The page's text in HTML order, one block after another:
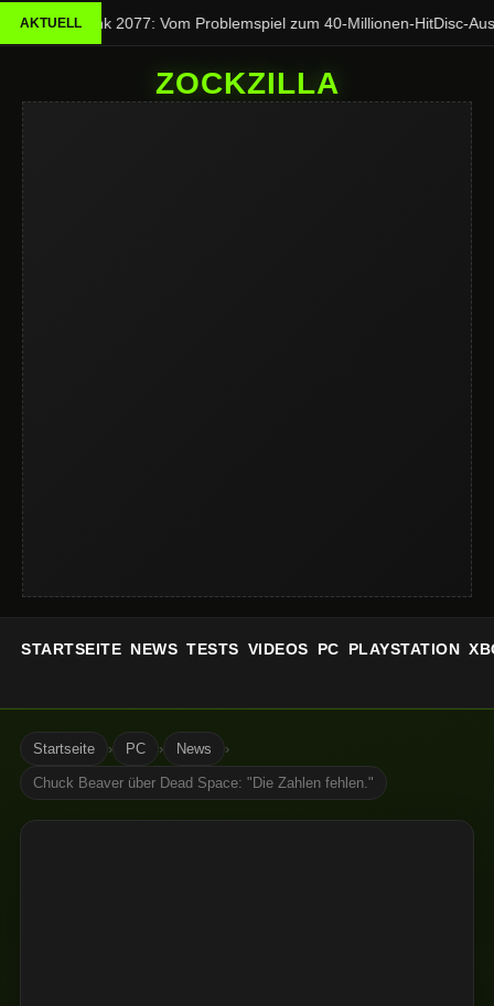
AKTUELL
Cyberpunk 2077: Vom Problemspiel zum 40-Millionen-HitDisc-Aus
ZOCKZILLA
STARTSEITE NEWS TESTS VIDEOS PC PLAYSTATION
Startseite › PC › News ›
Chuck Beaver über Dead Space: "Die Zahlen fehlen."